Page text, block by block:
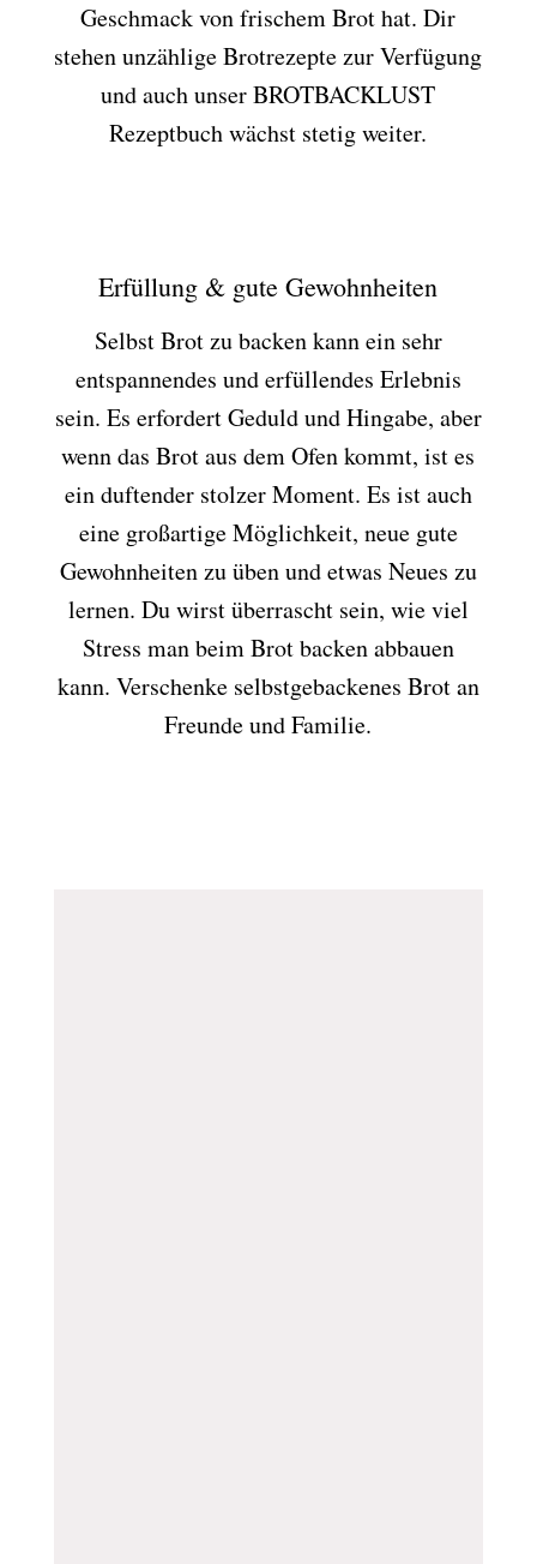
Geschmack von frischem Brot hat. Dir
stehen unzählige Brotrezepte zur Verfügung
und auch unser BROTBACKLUST
Rezeptbuch wächst stetig weiter.
Erfüllung & gute Gewohnheiten
Selbst Brot zu backen kann ein sehr
entspannendes und erfüllendes Erlebnis
sein. Es erfordert Geduld und Hingabe, aber
wenn das Brot aus dem Ofen kommt, ist es
ein duftender stolzer Moment. Es ist auch
eine großartige Möglichkeit, neue gute
Gewohnheiten zu üben und etwas Neues zu
lernen. Du wirst überrascht sein, wie viel
Stress man beim Brot backen abbauen
kann. Verschenke selbstgebackenes Brot an
Freunde und Familie.